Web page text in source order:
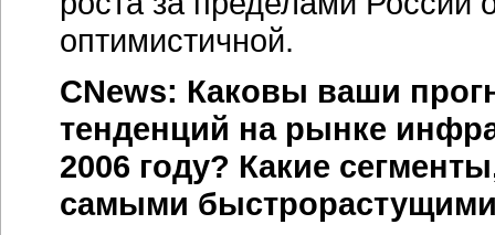
оптимистичной.
CNews: Каковы ваши
тенденций на рынке
2006 году? Какие
самыми